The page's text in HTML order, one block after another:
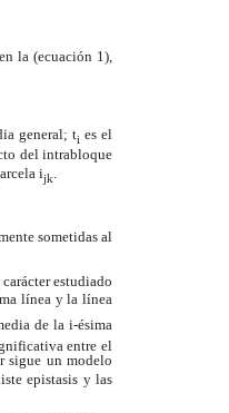
la (ecuación 1),
general; ti es el
del intrabloque
ijk.
sometidas al
estudiado
línea y la línea
de la i-ésima
entre el
sigue un modelo
epistasis y las